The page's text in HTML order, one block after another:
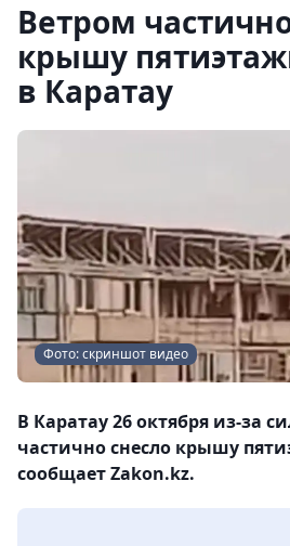
Ветром
крышу
в Каратау
Фото: скриншот видео
В Каратау 26 октября из-за
частично снесло крышу
сообщает Zakon.kz.